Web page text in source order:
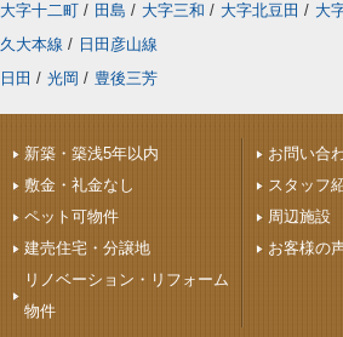
大字十二町 / 田島 / 大字三和 / 大字北豆田 / 大
久大本線 / 日田彦山線
日田 / 光岡 / 豊後三芳
新築・築浅5年以内
敷金・礼金なし
ペット可物件
建売住宅・分譲地
リノベーション・リフォーム
物件
お問い合
スタッフ
周辺施設
お客様の